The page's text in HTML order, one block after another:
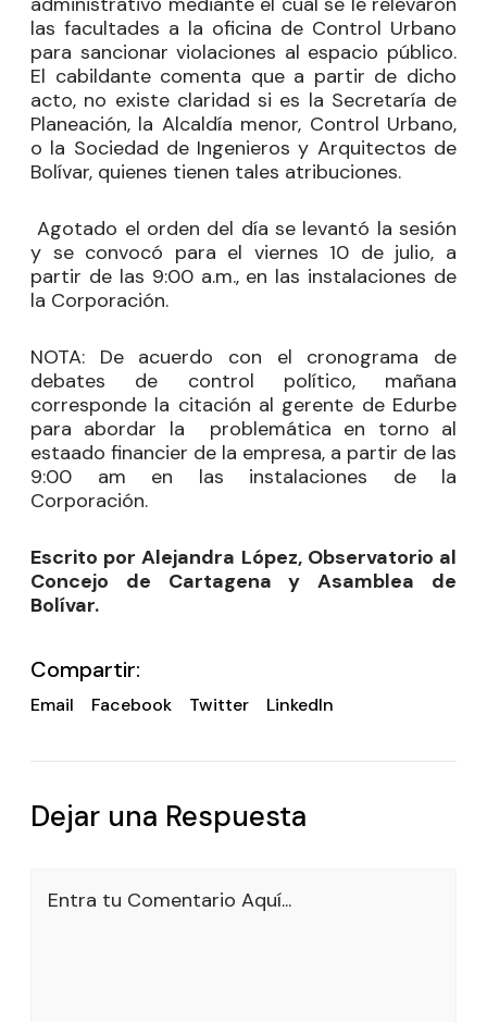
las facultades a la oficina de Control Urbano
para sancionar violaciones al espacio público.
El cabildante comenta que a partir de dicho
acto, no existe claridad si es la Secretaría de
Planeación, la Alcaldía menor, Control Urbano,
o la Sociedad de Ingenieros y Arquitectos de
Bolívar, quienes tienen tales atribuciones.
Agotado el orden del día se levantó la sesión
y se convocó para el viernes 10 de julio, a
partir de las 9:00 a.m., en las instalaciones de
la Corporación.
NOTA: De acuerdo con el cronograma de
debates de control político, mañana
corresponde la citación al gerente de Edurbe
para abordar la
problemática en torno al
estaado financier de la empresa, a partir de las
9:00 am en las instalaciones de la
Corporación.
Escrito por Alejandra López, Observatorio al
Concejo de Cartagena y Asamblea de
Bolívar.
Compartir:
Email Facebook Twitter LinkedIn
Dejar una Respuesta
Entra tu Comentario Aquí...